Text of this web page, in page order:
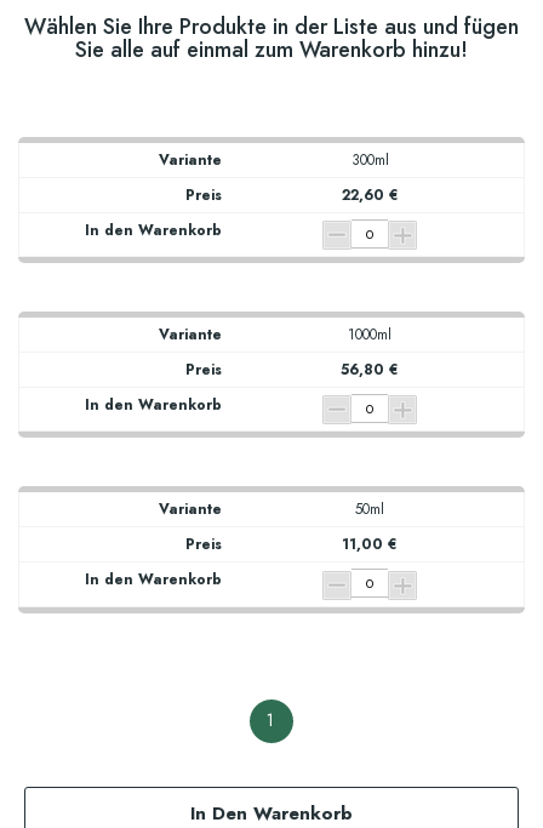
Wählen Sie Ihre Produkte in der Liste aus und fügen
Sie alle auf einmal zum Warenkorb hinzu!
300ml
22,60 €
1000ml
56,80 €
50ml
11,00 €
1
In Den Warenkorb